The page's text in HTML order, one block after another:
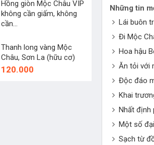
Những tin
Lái buôn
Đi Mộc
Hoa hậu
Ăn tỏi với
Độc đáo
Khai
Nhất định
Một số
Sạch từ
Hồng giòn Mộc Châu VIP
không cần giấm, không
cần...
Thanh long vàng Mộc
Châu, Sơn La (hữu cơ)
120.000